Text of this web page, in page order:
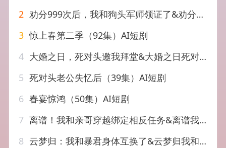
2 劝分999次后，我和狗头军师领证了&劝分999次后我和狗头军师领证了（52集）AI短剧
3 惊上春第二季（92集）AI短剧
4 大婚之日，死对头邀我拜堂&大婚之日死对头邀我拜堂（30集）AI短剧
5 死对头老公失忆后（39集）AI短剧
6 春宴惊鸿（50集）AI短剧
7 离谱！我和亲哥穿越绑定相反任务&离谱我和亲哥穿越绑定相反任务（30集）AI短剧
8 云梦归：我和暴君身体互换了&云梦归我和暴君身体互换了（120集）AI短剧